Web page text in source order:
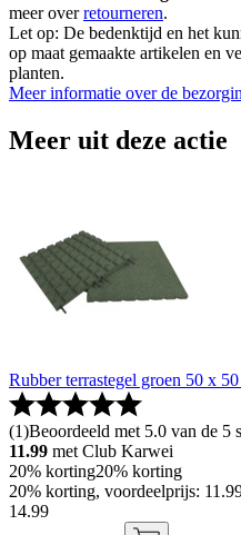
meer overretourneren.
Let op: De bedenktijd en het
op maat gemaakte artikelen en
planten.
Meer informatie over de
Meer uit deze actie
Rubber terrastegel groen 50 x
(1)Beoordeeld met 5.0 van de 5
11.99 met Club Karwei
20% korting20% korting
20% korting, voordeelprijs:
14.99